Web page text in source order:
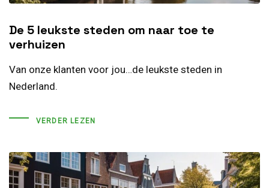
De 5 leukste steden om naar toe te
verhuizen
Van onze klanten voor jou…de leukste steden in
Nederland.
VERDER LEZEN